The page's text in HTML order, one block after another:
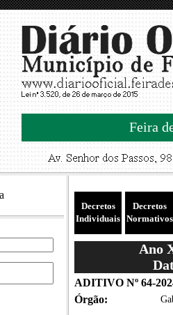
Feira
Decretos
Individuais
Decretos
Normativos
Ano
ADITIVO Nº 64-
Órgão: